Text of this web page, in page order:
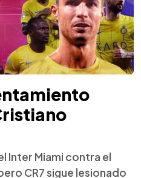
Inter Miami contra el
CR7 sigue lesionado